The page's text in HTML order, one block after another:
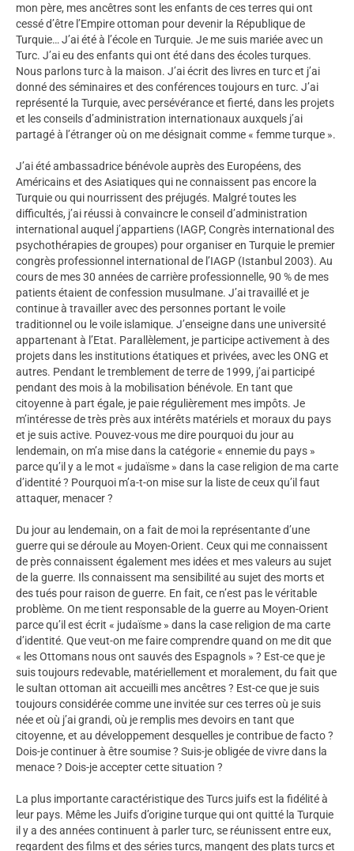
mon père, mes ancêtres sont les enfants de ces terres qui ont
cessé d’être l’Empire ottoman pour devenir la République de
Turquie… J’ai été à l’école en Turquie. Je me suis mariée avec un
Turc. J’ai eu des enfants qui ont été dans des écoles turques.
Nous parlons turc à la maison. J’ai écrit des livres en turc et j’ai
donné des séminaires et des conférences toujours en turc. J’ai
représenté la Turquie, avec persévérance et fierté, dans les projets
et les conseils d’administration internationaux auxquels j’ai
partagé à l’étranger où on me désignait comme « femme turque ».
J’ai été ambassadrice bénévole auprès des Européens, des
Américains et des Asiatiques qui ne connaissent pas encore la
Turquie ou qui nourrissent des préjugés. Malgré toutes les
difficultés, j’ai réussi à convaincre le conseil d’administration
international auquel j’appartiens (IAGP, Congrès international des
psychothérapies de groupes) pour organiser en Turquie le premier
congrès professionnel international de l’IAGP (Istanbul 2003). Au
cours de mes 30 années de carrière professionnelle, 90 % de mes
patients étaient de confession musulmane. J’ai travaillé et je
continue à travailler avec des personnes portant le voile
traditionnel ou le voile islamique. J’enseigne dans une université
appartenant à l’Etat. Parallèlement, je participe activement à des
projets dans les institutions étatiques et privées, avec les ONG et
autres. Pendant le tremblement de terre de 1999, j’ai participé
pendant des mois à la mobilisation bénévole. En tant que
citoyenne à part égale, je paie régulièrement mes impôts. Je
m’intéresse de très près aux intérêts matériels et moraux du pays
et je suis active. Pouvez-vous me dire pourquoi du jour au
lendemain, on m’a mise dans la catégorie « ennemie du pays »
parce qu’il y a le mot « judaïsme » dans la case religion de ma carte
d’identité ? Pourquoi m’a-t-on mise sur la liste de ceux qu’il faut
attaquer, menacer ?
Du jour au lendemain, on a fait de moi la représentante d’une
guerre qui se déroule au Moyen-Orient. Ceux qui me connaissent
de près connaissent également mes idées et mes valeurs au sujet
de la guerre. Ils connaissent ma sensibilité au sujet des morts et
des tués pour raison de guerre. En fait, ce n’est pas le véritable
problème. On me tient responsable de la guerre au Moyen-Orient
parce qu’il est écrit « judaïsme » dans la case religion de ma carte
d’identité. Que veut-on me faire comprendre quand on me dit que
« les Ottomans nous ont sauvés des Espagnols » ? Est-ce que je
suis toujours redevable, matériellement et moralement, du fait que
le sultan ottoman ait accueilli mes ancêtres ? Est-ce que je suis
toujours considérée comme une invitée sur ces terres où je suis
née et où j’ai grandi, où je remplis mes devoirs en tant que
citoyenne, et au développement desquelles je contribue de facto ?
Dois-je continuer à être soumise ? Suis-je obligée de vivre dans la
menace ? Dois-je accepter cette situation ?
La plus importante caractéristique des Turcs juifs est la fidélité à
leur pays. Même les Juifs d’origine turque qui ont quitté la Turquie
il y a des années continuent à parler turc, se réunissent entre eux,
regardent des films et des séries turcs, mangent des plats turcs et